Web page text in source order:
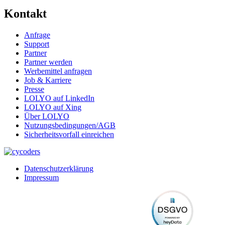
Kontakt
Anfrage
Support
Partner
Partner werden
Werbemittel anfragen
Job & Karriere
Presse
LOLYO auf LinkedIn
LOLYO auf Xing
Über LOLYO
Nutzungsbedingungen/AGB
Sicherheitsvorfall einreichen
Datenschutzerklärung
Impressum